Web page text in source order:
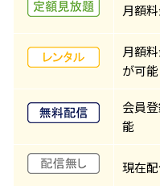
月額
月額
が可能
会員
能
現在